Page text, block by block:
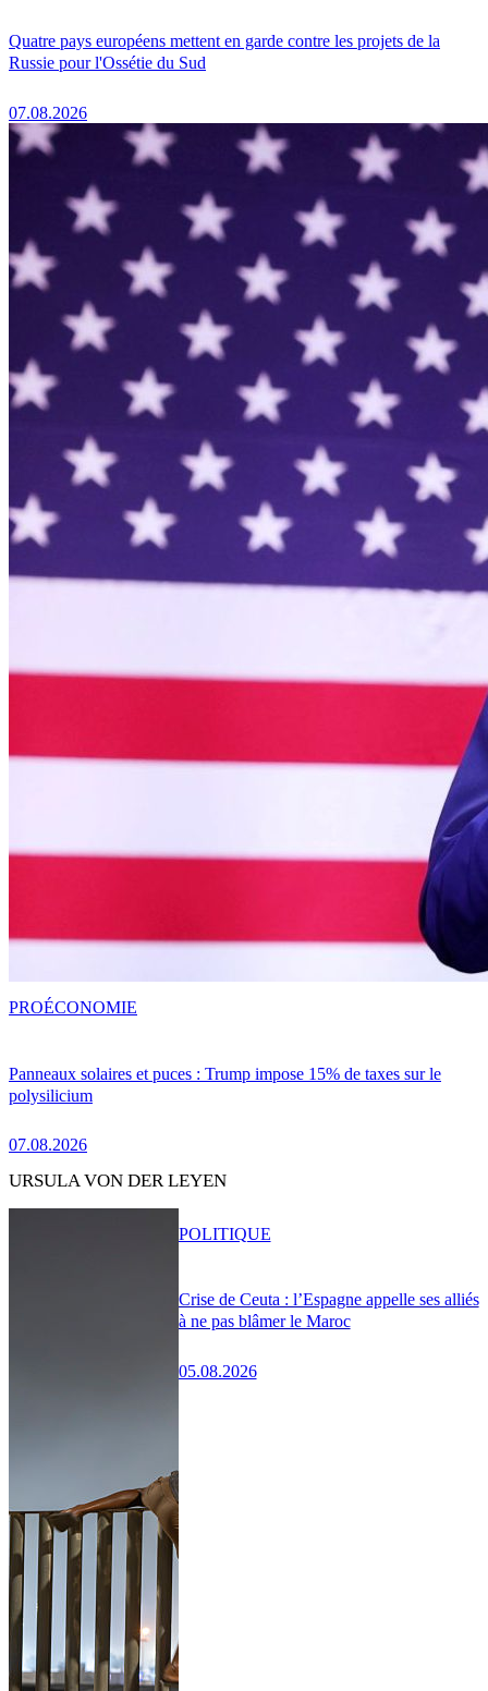
Quatre pays européens mettent en garde contre les projets de la
Russie pour l'Ossétie du Sud
07.08.2026
Panneaux solaires et puces : Trump impose 15% de taxes sur le
polysilicium
07.08.2026
PROÉCONOMIE
URSULA VON DER LEYEN
Crise de Ceuta : l’Espagne appelle ses alliés
à ne pas blâmer le Maroc
05.08.2026
POLITIQUE